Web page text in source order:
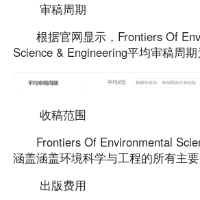
审稿周期
根据官网显示，Frontiers Of
Science & Engineering平均审稿周期
收稿范围
Frontiers Of Environmental
涵盖涵盖环境科学与工程的所有主要
出版费用